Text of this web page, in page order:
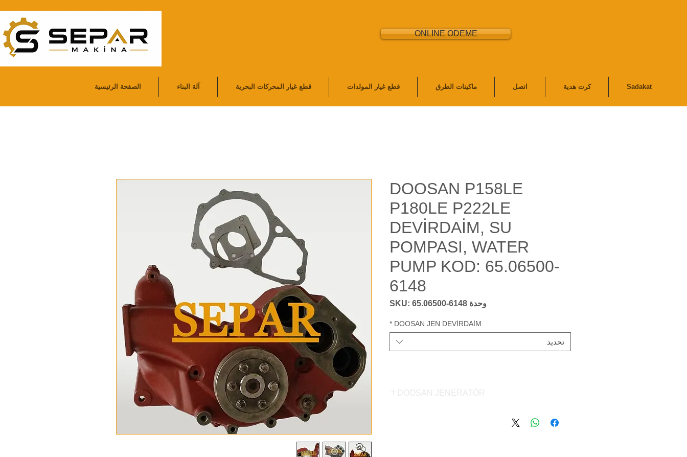
ONLINE ODEME
الصفحة الرئيسية آلة البناء قطع غيار المحركات البحرية قطع غيار المولدات ماكينات الطرق اتصل كرت هدية Sadakat
DOOSAN P158LE
P180LE P222LE
DEVİRDAİM, SU
POMPASI, WATER
PUMP KOD: 65.06500-
6148
وحدة SKU: 65.06500-6148
DOOSAN JEN DEVİRDAİM
*
تحديد
DOOSAN ENGİNE WATER PUMPİ